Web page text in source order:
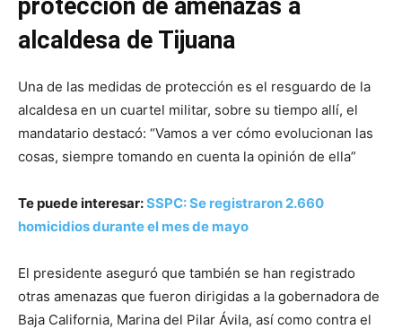
protección de amenazas a
alcaldesa de Tijuana
Una de las medidas de protección es el resguardo de la
alcaldesa en un cuartel militar, sobre su tiempo allí, el
mandatario destacó: “Vamos a ver cómo evolucionan las
cosas, siempre tomando en cuenta la opinión de ella”
Te puede interesar:SSPC: Se registraron 2.660
homicidios durante el mes de mayo
El presidente aseguró que también se han registrado
otras amenazas que fueron dirigidas a la gobernadora de
Baja California, Marina del Pilar Ávila, así como contra el